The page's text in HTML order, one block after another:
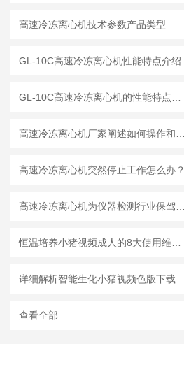
高速冷冻离心机技术参数产品类型
GL-10C高速冷冻离心机性能特点介绍
高速冷冻离心机突然停止工作怎么办？
查看全部